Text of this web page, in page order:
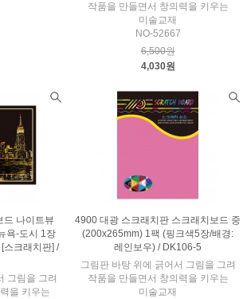
작품을 만들면서 창의력을 키우는
미술교재
NO-52667
6,500원
4,030원
드 나이트뷰
욕-도시 1장
스크래치판] /
그림을 그려
을 키우는
4900 대광 스크래치판 스크래치보드 중
(200x265mm) 1팩 (핑크색5장/배경:
레인보우) / DK106-5
그림판 바탕 위에 긁어서 그림을 그려
작품을 만들면서 창의력을 키우는
미술교재